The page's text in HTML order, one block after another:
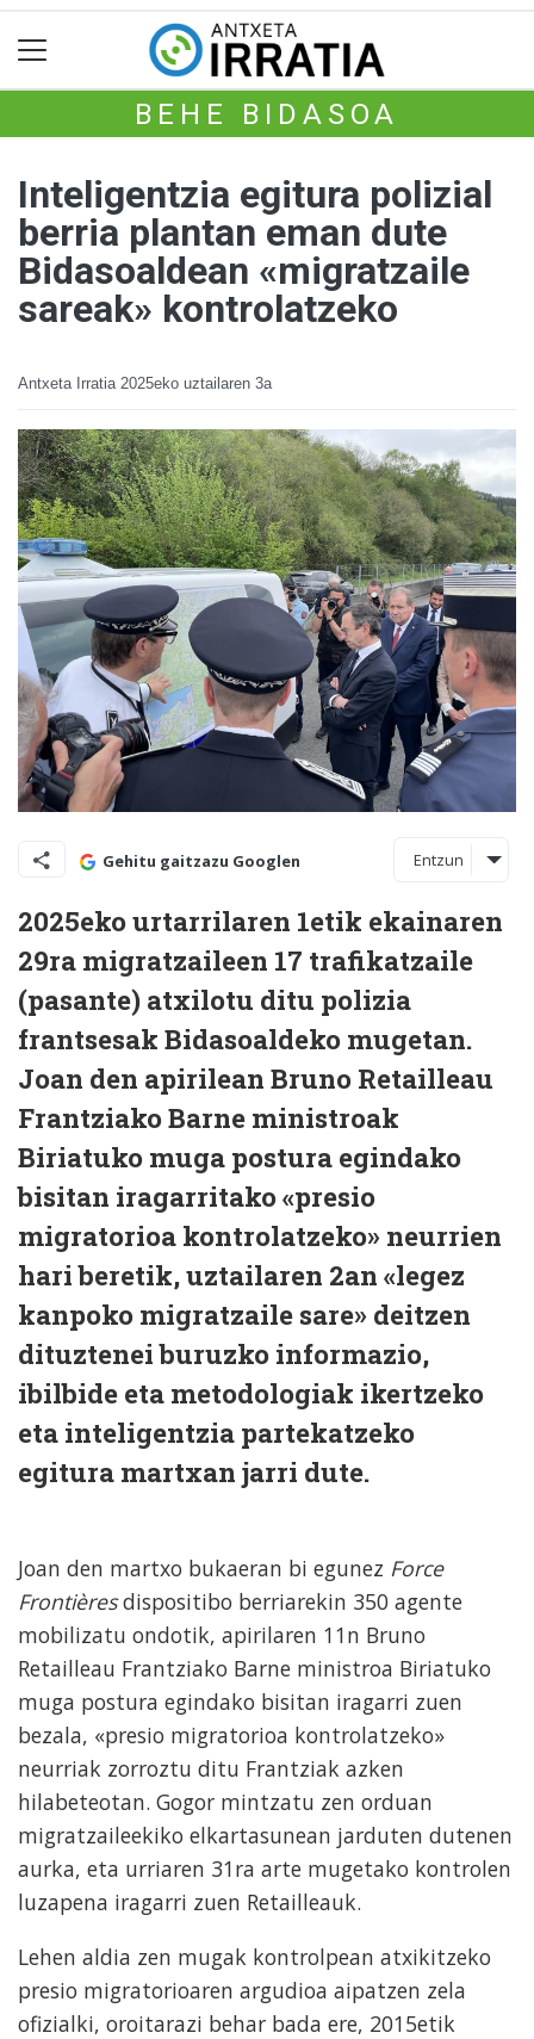
BEHE BIDASOA
Inteligentzia egitura polizial
berria plantan eman dute
Bidasoaldean «migratzaile
sareak» kontrolatzeko
Antxeta Irratia 2025eko uztailaren 3a
Gehitu gaitzazu Googlen Entzun
2025eko urtarrilaren 1etik ekainaren
29ra migratzaileen 17 trafikatzaile
(pasante) atxilotu ditu polizia
frantsesak Bidasoaldeko mugetan.
Joan den apirilean Bruno Retailleau
Frantziako Barne ministroak
Biriatuko muga postura egindako
bisitan iragarritako «presio
migratorioa kontrolatzeko» neurrien
hari beretik, uztailaren 2an «legez
kanpoko migratzaile sare» deitzen
dituztenei buruzko informazio,
ibilbide eta metodologiak ikertzeko
eta inteligentzia partekatzeko
egitura martxan jarri dute.
Joan den martxo bukaeran bi egunez Force
Frontièresdispositibo berriarekin 350 agente
mobilizatu ondotik, apirilaren 11n Bruno
Retailleau Frantziako Barne ministroa Biriatuko
muga postura egindako bisitan iragarri zuen
bezala, «presio migratorioa kontrolatzeko»
neurriak zorroztu ditu Frantziak azken
hilabeteotan. Gogor mintzatu zen orduan
migratzaileekiko elkartasunean jarduten dutenen
aurka, eta urriaren 31ra arte mugetako kontrolen
luzapena iragarri zuen Retailleauk.
Lehen aldia zen mugak kontrolpean atxikitzeko
presio migratorioaren argudioa aipatzen zela
ofizialki, oroitarazi behar bada ere, 2015etik